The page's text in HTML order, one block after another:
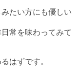
たい方にも優しい
常を味わってみて
はずです。